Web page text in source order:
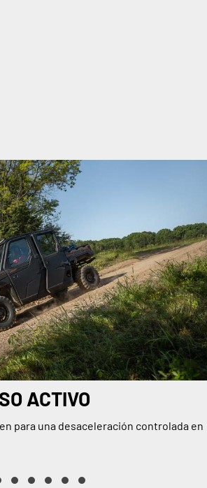
ACTIVO
para una desaceleración controlada en